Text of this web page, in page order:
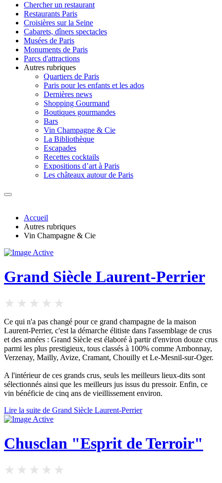
Chercher un restaurant
Restaurants Paris
Croisières sur la Seine
Cabarets, dîners spectacles
Musées de Paris
Monuments de Paris
Parcs d'attractions
Autres rubriques
Quartiers de Paris
Paris pour les enfants et les ados
Dernières news
Shopping Gourmand
Boutiques gourmandes
Bars
Vin Champagne & Cie
La Bibliothèque
Escapades
Recettes cocktails
Expositions d’art à Paris
Les châteaux autour de Paris
Accueil
Autres rubriques
Vin Champagne & Cie
Grand Siècle Laurent-Perrier
Ce qui n'a pas changé pour ce grand champagne de la maison
Laurent-Perrier, c'est la démarche élitiste dans l'assemblage de crus
et des années : Grand Siècle est élaboré à partir d'environ douze crus
parmi les plus prestigieux, tous classés à 100% comme Ambonnay,
Verzenay, Mailly, Avize, Cramant, Chouilly et Le-Mesnil-sur-Oger.
A l'intérieur de ces grands crus, seuls les meilleurs lieux-dits sont
sélectionnés ainsi que les meilleurs jus issus du pressoir. Enfin, ce
vin bénéficie de cinq ans de vieillissement environ.
Lire la suite de Grand Siècle Laurent-Perrier
Chusclan "Esprit de Terroir"